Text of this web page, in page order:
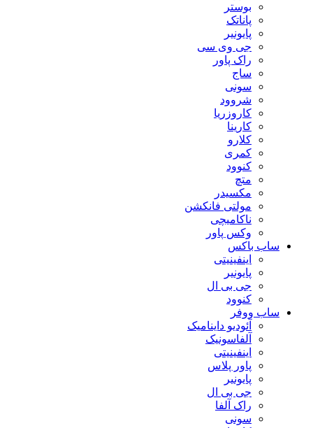
بوستر
پاناتک
پایونیر
جی وی سی
راک پاور
ساج
سونی
شروود
کاروزریا
کارینا
کلارو
کمری
کنوود
متچ
مکسیدر
مولتی فانکشن
ناکامیچی
وکس پاور
ساب باکس
اینفینیتی
پایونیر
جی بی ال
کنوود
ساب ووفر
آئودیو داینامیک
آلفاسونیک
اینفینیتی
پاور پلاس
پایونیر
جی بی ال
راک آلفا
سونی